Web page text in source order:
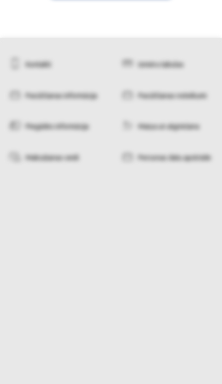
Kontakti Izmēru tabulas
Pasūtīšanas informācija Pasūtīšanas noteikumi
Piegādes informācija Maiņa un atgriešana
Maksāšanas veidi Personas datu apstrāde